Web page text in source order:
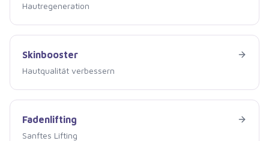
Hautregeneration
Skinbooster
Hautqualität verbessern
Skinbooster
Fadenlifting
Sanftes Lifting
Fadenlifting